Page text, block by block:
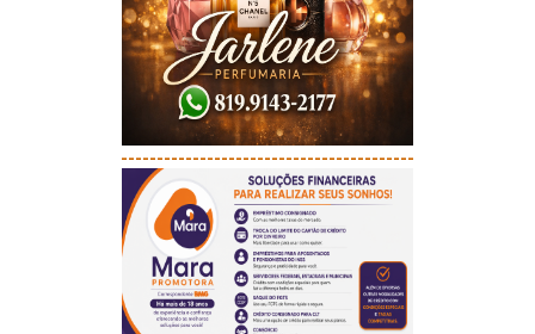
-----------------------------------------